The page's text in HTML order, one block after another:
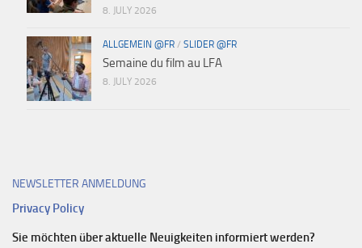
8. JULY 2026
ALLGEMEIN @FR / SLIDER @FR
Semaine du film au LFA
8. JULY 2026
NEWSLETTER ANMELDUNG
Privacy Policy
Sie möchten über aktuelle Neuigkeiten informiert werden?